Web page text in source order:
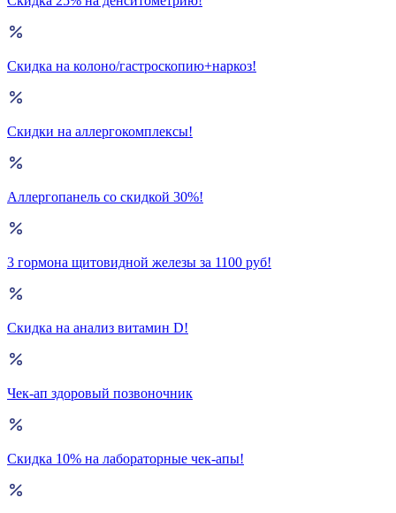
Скидка на колоно/гастроскопию+наркоз!
Скидки на аллергокомплексы!
Аллергопанель со скидкой 30%!
3 гормона щитовидной железы за 1100 руб!
Скидка на анализ витамин D!
Чек-ап здоровый позвоночник
Скидка 10% на лабораторные чек-апы!